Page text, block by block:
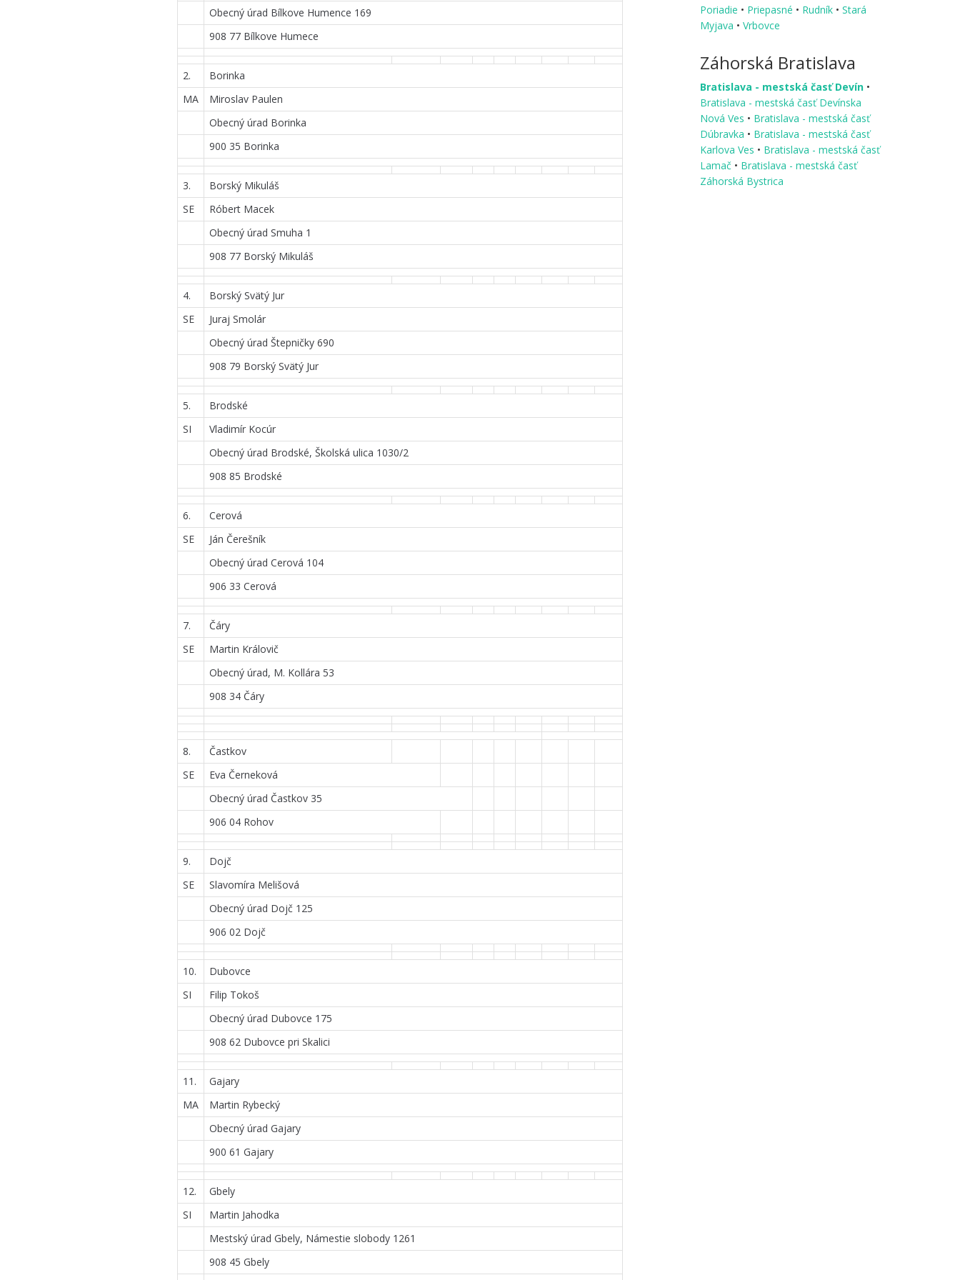
Obecný úrad Bílkove Humence 169
908 77 Bílkove Humece
2.
Borinka
MA
Miroslav Paulen
Obecný úrad Borinka
900 35 Borinka
3.
Borský Mikuláš
SE
Róbert Macek
Obecný úrad Smuha 1
908 77 Borský Mikuláš
4.
Borský Svätý Jur
SE
Juraj Smolár
Obecný úrad Štepničky 690
908 79 Borský Svätý Jur
5.
Brodské
SI
Vladimír Kocúr
Obecný úrad Brodské, Školská ulica 1030/2
908 85 Brodské
6.
Cerová
SE
Ján Čerešník
Obecný úrad Cerová 104
906 33 Cerová
7.
Čáry
SE
Martin Královič
Obecný úrad, M. Kollára 53
908 34 Čáry
8.
Častkov
SE
Eva Černeková
Obecný úrad Častkov 35
906 04 Rohov
9.
Dojč
SE
Slavomíra Melišová
Obecný úrad Dojč 125
906 02 Dojč
10.
Dubovce
SI
Filip Tokoš
Obecný úrad Dubovce 175
908 62 Dubovce pri Skalici
11.
Gajary
MA
Martin Rybecký
Obecný úrad Gajary
900 61 Gajary
12.
Gbely
SI
Martin Jahodka
Mestský úrad Gbely, Námestie slobody 1261
908 45 Gbely
Poriadie • Priepasné • Rudník • Stará
Myjava • Vrbovce
Záhorská Bratislava
Bratislava - mestská časť Devín •
Bratislava - mestská časť Devínska
Nová Ves • Bratislava - mestská časť
Dúbravka • Bratislava - mestská časť
Karlova Ves • Bratislava - mestská časť
Lamač • Bratislava - mestská časť
Záhorská Bystrica